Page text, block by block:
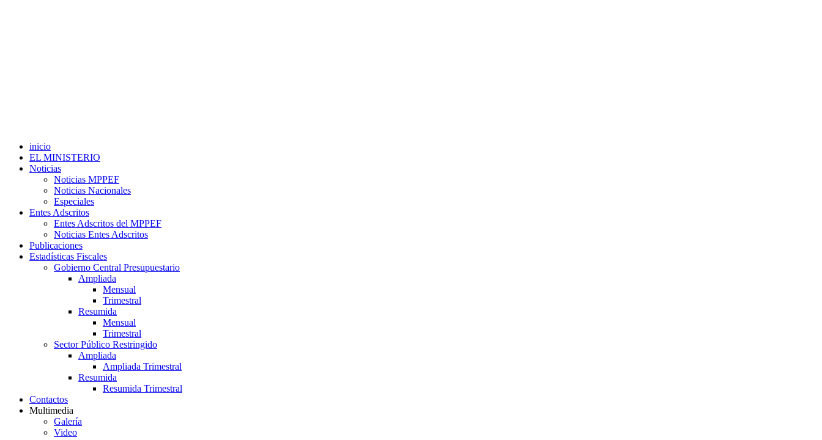
inicio
EL MINISTERIO
Noticias
Noticias MPPEF
Noticias Nacionales
Especiales
Entes Adscritos
Entes Adscritos del MPPEF
Noticias Entes Adscritos
Publicaciones
Estadísticas Fiscales
Gobierno Central Presupuestario
Ampliada
Mensual
Trimestral
Resumida
Mensual
Trimestral
Sector Público Restringido
Ampliada
Ampliada Trimestral
Resumida
Resumida Trimestral
Contactos
Multimedia
Galería
Video